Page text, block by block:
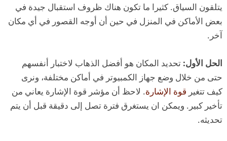
يتلقون السياق. كثيرا ما تكون هناك ظروف استقبال جيدة في
بعض الأماكن في المنزل في حين أن أوجه القصور في أي مكان
آخر.
الحل الأول: تحديد المكان هو أفضل الذهاب لاختبار أنفسهم
حتى من خلال وضع جهاز الكمبيوتر في أماكن مختلفة، ونرى
كيف تتغير قوة الإشارة. لاحظ أن مؤشر قوة الإشارة يعاني من
تأخير كبير. ويمكن ان يستغرق فترة تصل إلى دقيقة قبل أن يتم
تحديثه.